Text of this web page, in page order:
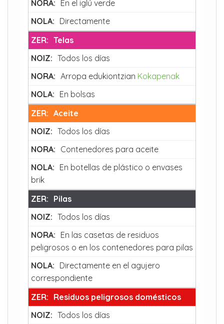
En el iglú verde
Directamente
Telas
Todos los días
Arropa edukiontzian Kokapenak
En bolsas
Aceite
Todos los días
Contenedores para aceite
En botellas de plástico o envases
brik
Pilas
Todos los días
En las casetas de residuos
peligrosos o en los contenedores para pilas
Directamente en el agujero
correspondiente
Residuos peligrosos domésticos
Todos los días